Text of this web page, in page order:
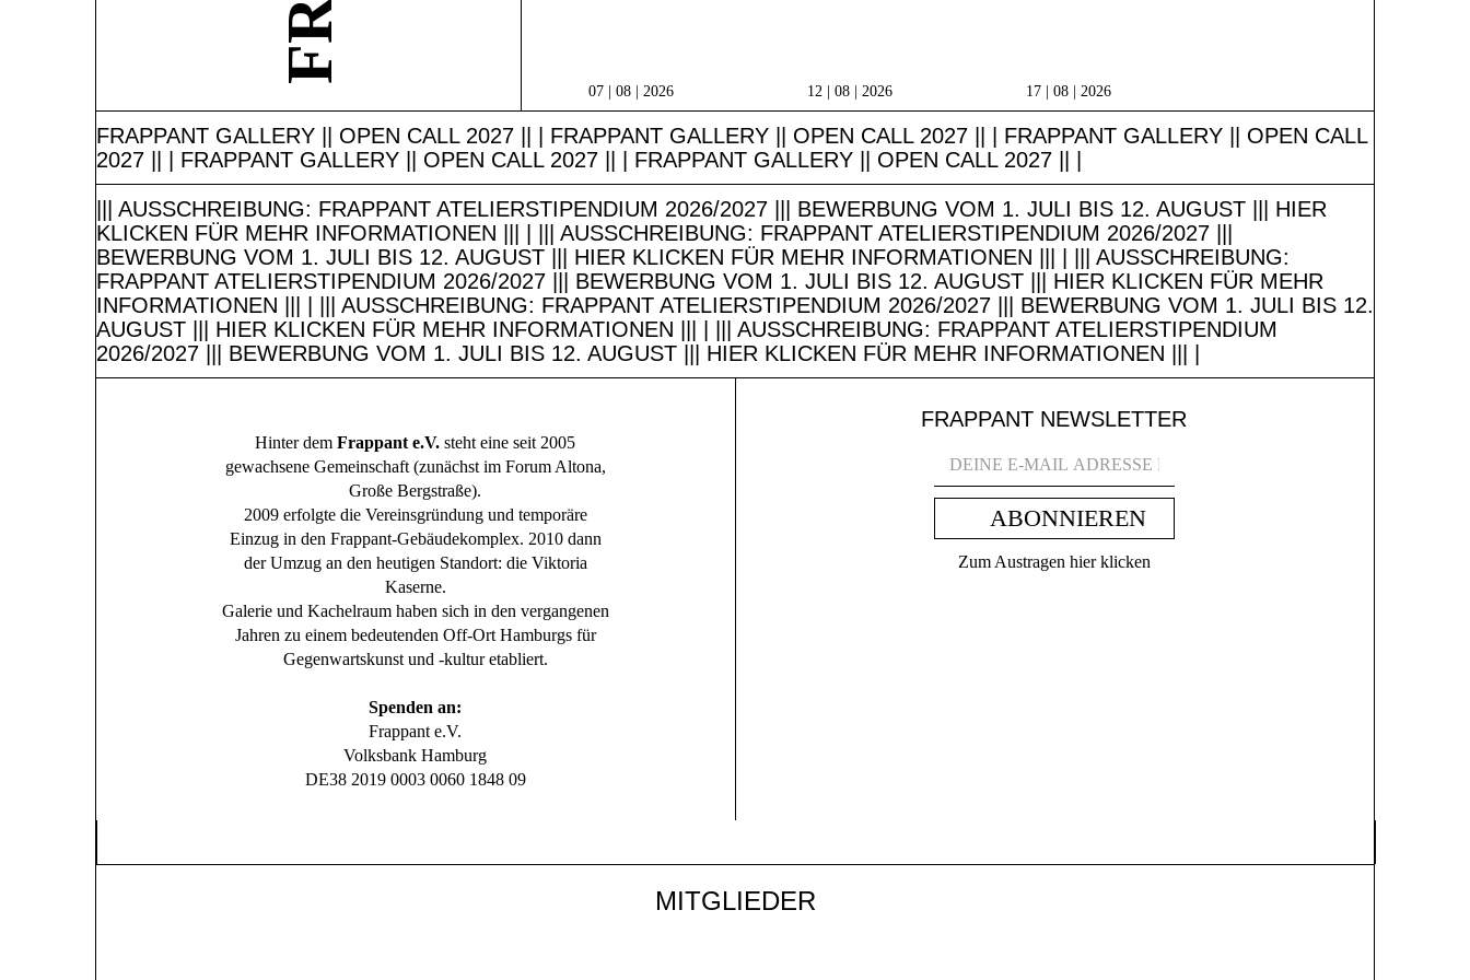
07 | 08 | 2026 12 | 08 | 2026 17 | 08 | 2026
FRAPPANT GALLERY || OPEN CALL 2027 || | FRAPPANT GALLERY || OPEN CALL 2027 || | FRAPPANT GALLERY || OPEN CALL
2027 || | FRAPPANT GALLERY || OPEN CALL 2027 || | FRAPPANT GALLERY || OPEN CALL 2027 || |
||| AUSSCHREIBUNG: FRAPPANT ATELIERSTIPENDIUM 2026/2027 ||| BEWERBUNG VOM 1. JULI BIS 12. AUGUST ||| HIER
KLICKEN FÜR MEHR INFORMATIONEN ||| | ||| AUSSCHREIBUNG: FRAPPANT ATELIERSTIPENDIUM 2026/2027 |||
BEWERBUNG VOM 1. JULI BIS 12. AUGUST ||| HIER KLICKEN FÜR MEHR INFORMATIONEN ||| | ||| AUSSCHREIBUNG:
FRAPPANT ATELIERSTIPENDIUM 2026/2027 ||| BEWERBUNG VOM 1. JULI BIS 12. AUGUST ||| HIER KLICKEN FÜR MEHR
INFORMATIONEN ||| | ||| AUSSCHREIBUNG: FRAPPANT ATELIERSTIPENDIUM 2026/2027 ||| BEWERBUNG VOM 1. JULI BIS 12.
AUGUST ||| HIER KLICKEN FÜR MEHR INFORMATIONEN ||| | ||| AUSSCHREIBUNG: FRAPPANT ATELIERSTIPENDIUM
2026/2027 ||| BEWERBUNG VOM 1. JULI BIS 12. AUGUST ||| HIER KLICKEN FÜR MEHR INFORMATIONEN ||| |
Hinter demFrappant e.V. steht eine seit 2005
gewachsene Gemeinschaft (zunächst im Forum Altona,
Große Bergstraße).
2009 erfolgte die Vereinsgründung und temporäre
Einzug in den Frappant-Gebäudekomplex. 2010 dann
der Umzug an den heutigen Standort: die Viktoria
Kaserne.
Galerie und Kachelraum haben sich in den vergangenen
Jahren zu einem bedeutenden Off-Ort Hamburgs für
Gegenwartskunst und -kultur etabliert.
Spenden an:
Frappant e.V.
Volksbank Hamburg
DE38 2019 0003 0060 1848 09
FRAPPANT NEWSLETTER
ABONNIEREN
Zum Austragen hier klicken
MITGLIEDER